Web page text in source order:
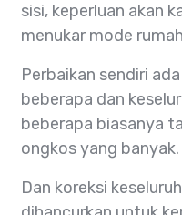
sisi, keperluan akan
menukar mode
Perbaikan sendiri
beberapa dan
beberapa biasanya
ongkos yang banyak.
Dan koreksi